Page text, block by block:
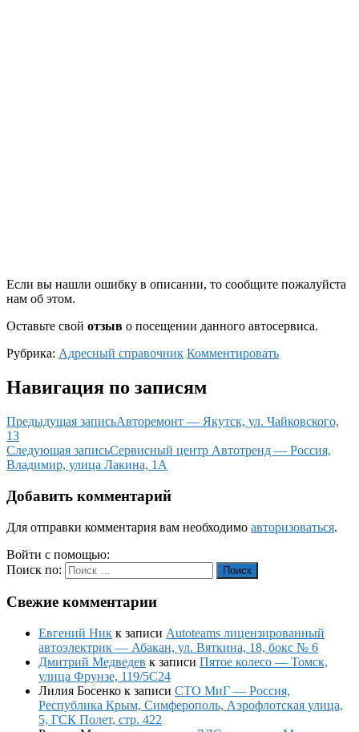
Если вы нашли ошибку в описании, то сообщите пожалуйста
нам об этом.
Оставьте свой отзыв о посещении данного автосервиса.
Рубрика: Адресный справочник Комментировать
Навигация по записям
Предыдущая записьАвторемонт — Якутск, ул. Чайковского,
13
Следующая записьСервисный центр Автотренд — Россия,
Владимир, улица Лакина, 1А
Добавить комментарий
Для отправки комментария вам необходимо авторизоваться.
Войти с помощью:
Поиск по:
Поиск
Свежие комментарии
Евгений Ник к записи Autoteams лицензированный
автоэлектрик — Абакан, ул. Вяткина, 18, бокс № 6
Дмитрий Медведев к записи Пятое колесо — Томск,
улица Фрунзе, 119/5С24
Лилия Босенко к записи СТО МиГ — Россия,
Республика Крым, Симферополь, Аэрофлотская улица,
5, ГСК Полет, стр. 422